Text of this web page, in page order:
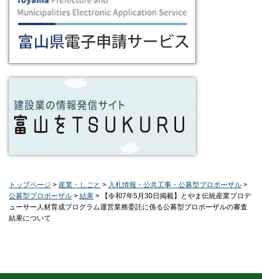
トップページ > 産業・しごと > 入札情報・公共工事・公募型プロポーザル >
公募型プロポーザル > 結果 > 【令和7年5月30日掲載】とやま伝統産業プロデ
ューサー人材育成プログラム運営業務委託に係る公募型プロポーザルの審査
結果について